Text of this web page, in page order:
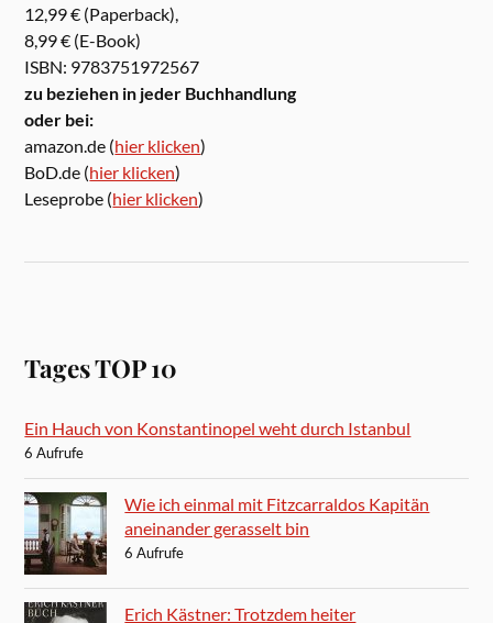
12,99 € (Paperback),
8,99 € (E-Book)
ISBN: 9783751972567
zu beziehen in jeder Buchhandlung
oder bei:
amazon.de (hier klicken)
BoD.de (hier klicken)
Leseprobe (hier klicken)
Tages TOP 10
Ein Hauch von Konstantinopel weht durch Istanbul
6 Aufrufe
Wie ich einmal mit Fitzcarraldos Kapitän
aneinander gerasselt bin
6 Aufrufe
Erich Kästner: Trotzdem heiter